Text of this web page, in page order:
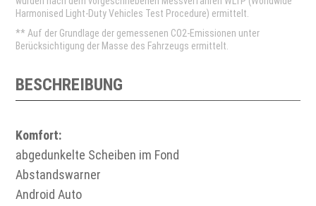
Harmonised Light-Duty Vehicles Test Procedure) ermittelt.
** Auf der Grundlage der gemessenen CO2-Emissionen unter
Berücksichtigung der Masse des Fahrzeugs ermittelt.
BESCHREIBUNG
Komfort:
abgedunkelte Scheiben im Fond
Abstandswarner
Android Auto